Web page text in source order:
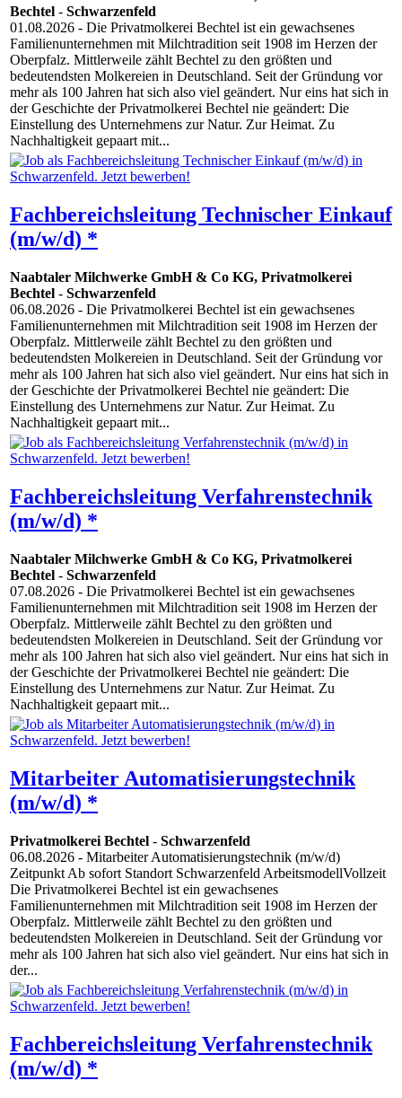
Bechtel - Schwarzenfeld
01.08.2026 - Die Privatmolkerei Bechtel ist ein gewachsenes
Familienunternehmen mit Milchtradition seit 1908 im Herzen der
Oberpfalz. Mittlerweile zählt Bechtel zu den größten und
bedeutendsten Molkereien in Deutschland. Seit der Gründung vor
mehr als 100 Jahren hat sich also viel geändert. Nur eins hat sich in
der Geschichte der Privatmolkerei Bechtel nie geändert: Die
Einstellung des Unternehmens zur Natur. Zur Heimat. Zu
Nachhaltigkeit gepaart mit...
Fachbereichsleitung Technischer Einkauf
(m/w/d) *
Naabtaler Milchwerke GmbH & Co KG, Privatmolkerei
Bechtel - Schwarzenfeld
06.08.2026 - Die Privatmolkerei Bechtel ist ein gewachsenes
Familienunternehmen mit Milchtradition seit 1908 im Herzen der
Oberpfalz. Mittlerweile zählt Bechtel zu den größten und
bedeutendsten Molkereien in Deutschland. Seit der Gründung vor
mehr als 100 Jahren hat sich also viel geändert. Nur eins hat sich in
der Geschichte der Privatmolkerei Bechtel nie geändert: Die
Einstellung des Unternehmens zur Natur. Zur Heimat. Zu
Nachhaltigkeit gepaart mit...
Fachbereichsleitung Verfahrenstechnik
(m/w/d) *
Naabtaler Milchwerke GmbH & Co KG, Privatmolkerei
Bechtel - Schwarzenfeld
07.08.2026 - Die Privatmolkerei Bechtel ist ein gewachsenes
Familienunternehmen mit Milchtradition seit 1908 im Herzen der
Oberpfalz. Mittlerweile zählt Bechtel zu den größten und
bedeutendsten Molkereien in Deutschland. Seit der Gründung vor
mehr als 100 Jahren hat sich also viel geändert. Nur eins hat sich in
der Geschichte der Privatmolkerei Bechtel nie geändert: Die
Einstellung des Unternehmens zur Natur. Zur Heimat. Zu
Nachhaltigkeit gepaart mit...
Mitarbeiter Automatisierungstechnik
(m/w/d) *
Privatmolkerei Bechtel - Schwarzenfeld
06.08.2026 - Mitarbeiter Automatisierungstechnik (m/w/d)
Zeitpunkt Ab sofort Standort Schwarzenfeld ArbeitsmodellVollzeit
Die Privatmolkerei Bechtel ist ein gewachsenes
Familienunternehmen mit Milchtradition seit 1908 im Herzen der
Oberpfalz. Mittlerweile zählt Bechtel zu den größten und
bedeutendsten Molkereien in Deutschland. Seit der Gründung vor
mehr als 100 Jahren hat sich also viel geändert. Nur eins hat sich in
der...
Fachbereichsleitung Verfahrenstechnik
(m/w/d) *